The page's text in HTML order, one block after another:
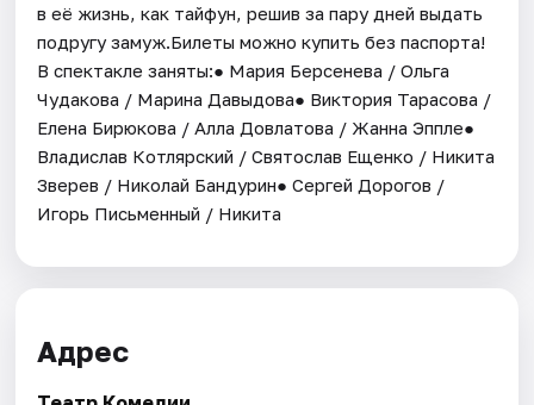
в её жизнь, как тайфун, решив за пару дней выдать
подругу замуж.Билеты можно купить без паспорта!
В спектакле заняты:● Мария Берсенева / Ольга
Чудакова / Марина Давыдова● Виктория Тарасова /
Елена Бирюкова / Алла Довлатова / Жанна Эппле●
Владислав Котлярский / Святослав Ещенко / Никита
Зверев / Николай Бандурин● Сергей Дорогов /
Игорь Письменный / Никита
Адрес